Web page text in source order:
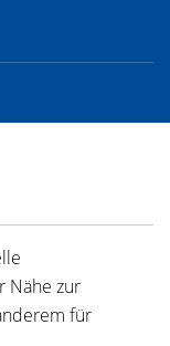
Nähe zur
für